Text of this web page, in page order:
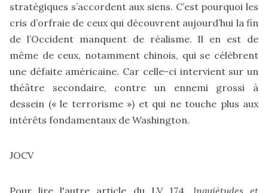
stratégiques s’accordent aux siens. C’est pourquoi les
cris d’orfraie de ceux qui découvrent aujourd’hui la fin
de l’Occident manquent de réalisme. Il en est de
même de ceux, notamment chinois, qui se célèbrent
une défaite américaine. Car celle-ci intervient sur un
théâtre secondaire, contre un ennemi grossi à
dessein (« le terrorisme ») et qui ne touche plus aux
intérêts fondamentaux de Washington.
JOCV
Pour lire l'autre article du LV 174, Inquiétudes et